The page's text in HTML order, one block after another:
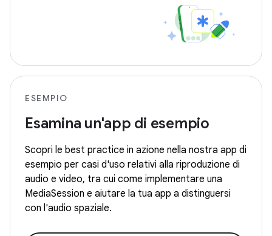
ESEMPIO
Esamina un'app di esempio
Scopri le best practice in azione nella nostra app di
esempio per casi d'uso relativi alla riproduzione di
audio e video, tra cui come implementare una
MediaSession e aiutare la tua app a distinguersi
con l'audio spaziale.